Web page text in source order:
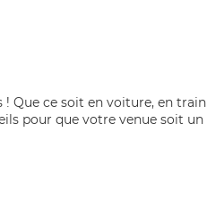
! Que ce soit en voiture, en train
pour que votre venue soit un